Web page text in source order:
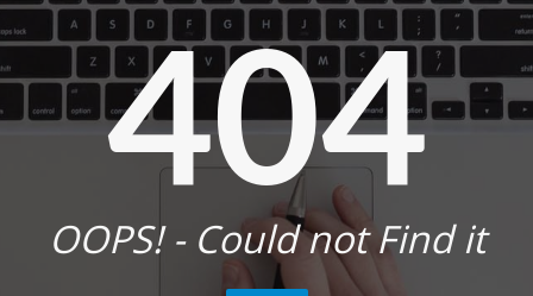
404
OOPS! - Could not Find it